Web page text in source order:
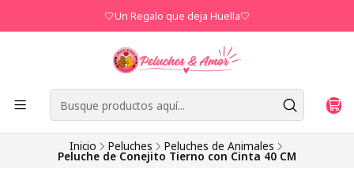
🤍Un Regalo que deja Huella🤍
Inicio Peluches Peluches de Animales
Peluche de Conejito Tierno con Cinta 40 CM